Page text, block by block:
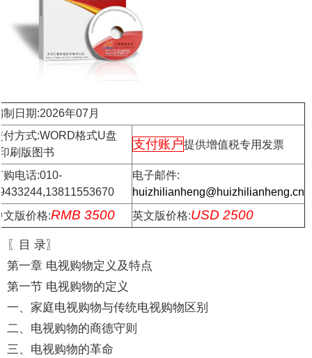
制日期:2026年07月
付方式:WORD格式U盘
刷版图书
支付账户提供增值税专用发票
购电话:010-
电子邮件:
huizhilianheng@huizhilianheng.cn
文版价格:RMB 3500 英文版价格:USD 2500
〖目 录〗
第一章 电视购物定义及特点
第一节 电视购物的定义
一、家庭电视购物与传统电视购物区别
二、电视购物的商德守则
三、电视购物的革命